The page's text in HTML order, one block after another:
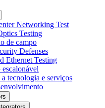
Networking Test
Testing
de campo
Defenses
Ethernet Testing
tecnologia e serviços